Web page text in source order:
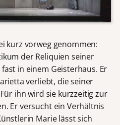
kurz vorweg genommen:
der Reliquien seiner
in einem Geisterhaus. Er
verliebt, die seiner
ihn wird sie kurzzeitig zur
Er versucht ein Verhältnis
Marie lässt sich